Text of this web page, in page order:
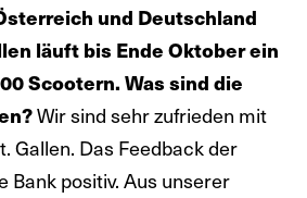
und Deutschland
läuft bis Ende Oktober ein
Scootern. Was sind die
Wir sind sehr zufrieden mit
Gallen. Das Feedback der
Bank positiv. Aus unserer